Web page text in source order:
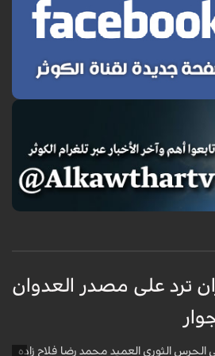
ترد على مصدر العدوان
الحرس الثوري العميد محمد رضا فلاح زاده